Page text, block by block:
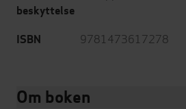
beskyttelse
ISBN 9781473617278
Om boken